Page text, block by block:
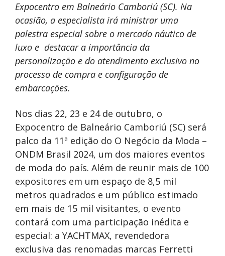
Expocentro em Balneário Camboriú (SC). Na
ocasião, a especialista irá ministrar uma
palestra especial sobre o mercado náutico de
luxo e destacar a importância da
personalização e do atendimento exclusivo no
processo de compra e configuração de
embarcações.
Nos dias 22, 23 e 24 de outubro, o
Expocentro de Balneário Camboriú (SC) será
palco da 11ª edição do O Negócio da Moda –
ONDM Brasil 2024, um dos maiores eventos
de moda do país. Além de reunir mais de 100
expositores em um espaço de 8,5 mil
metros quadrados e um público estimado
em mais de 15 mil visitantes, o evento
contará com uma participação inédita e
especial: a YACHTMAX, revendedora
exclusiva das renomadas marcas Ferretti